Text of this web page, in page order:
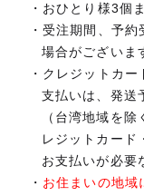
おひとり様3個
受注期間、予約
場合がございま
クレジットカー
支払いは、発送
（台湾地域を
レジットカード
お支払いが必要
お住まいの地域